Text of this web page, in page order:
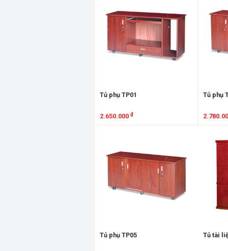
Tủ phụ TP01
2.650.000 ₫
Tủ phụ
Tủ phụ TP05 Tủ tài